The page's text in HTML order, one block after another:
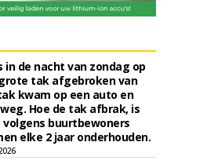
in de nacht van zondag op
tak afgebroken van
kwam op een auto en
Hoe de tak afbrak, is
volgens buurtbewoners
elke 2 jaar onderhouden.